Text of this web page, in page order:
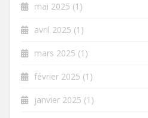
mai 2025 (1)
avril 2025 (1)
mars 2025 (1)
février 2025 (1)
janvier 2025 (1)